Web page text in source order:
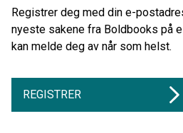
Registrer deg med din e-
nyeste sakene fra Boldbooks på
kan melde deg av når som helst.
REGISTRER